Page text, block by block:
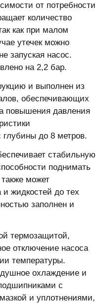
от потребности
количество
как при малом
утечек можно
запуская насос.
на 2,2 бар.
и выполнен из
обеспечивающих
повышения давления
до 8 метров.
стабильную
поднимать
может
и жидкостей до тех
заполнен и
термозащитой,
отключение насоса
температуры.
охлаждение и
с
и уплотнениями,